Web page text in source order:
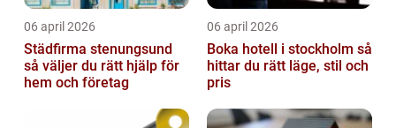
06 april 2026
Städfirma stenungsund
så väljer du rätt hjälp för
hem och företag
06 april 2026
Boka hotell i stockholm så
hittar du rätt läge, stil och
pris